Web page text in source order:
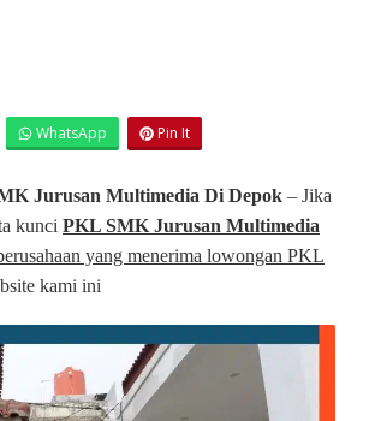
WhatsApp Pin It
Jurusan Multimedia Di Depok – Jika
kunci PKL SMK Jurusan Multimedia
yang menerima lowongan PKL
kami ini